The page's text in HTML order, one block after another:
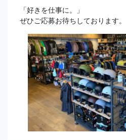
「好きを仕事に。」
ぜひご応募お待ちしております。